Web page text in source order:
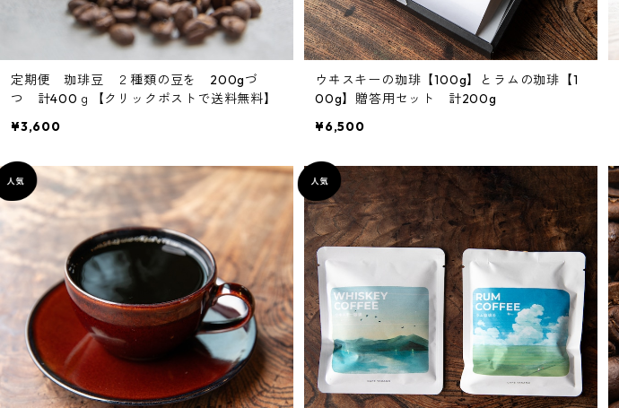
定期便 珈琲豆 ２種類の豆を 200gづ
つ 計400ｇ【クリックポストで送料無料】
¥3,600
ウヰスキーの珈琲【100g】とラムの珈琲【1
00g】贈答用セット 計200g
¥6,500